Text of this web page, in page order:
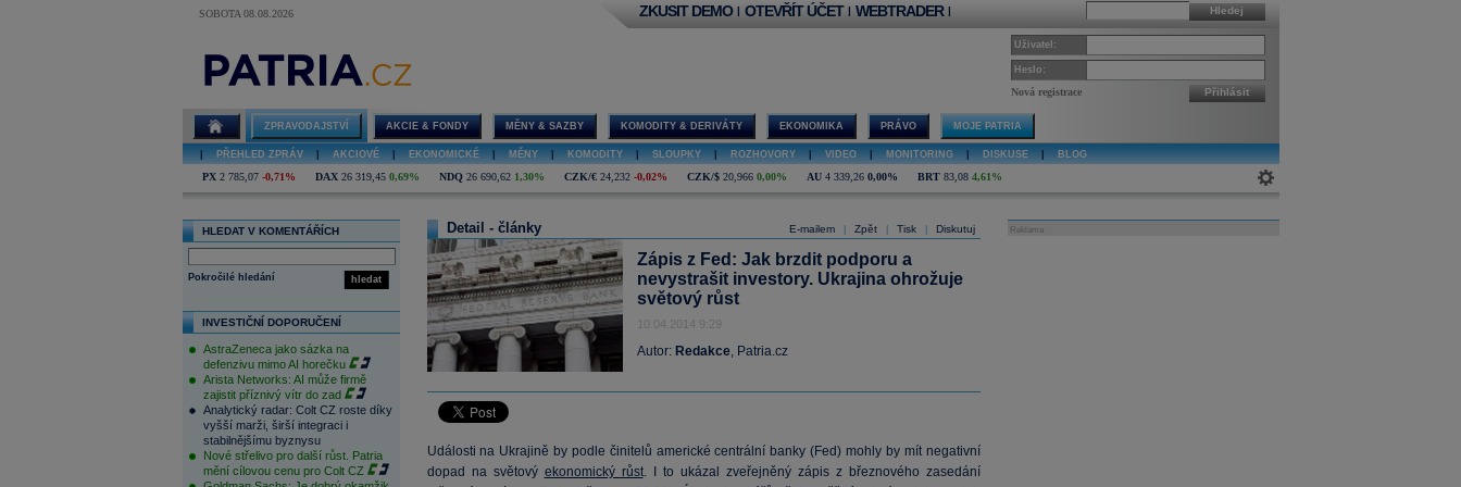
SOBOTA 08.08.2026 Hledej
ZKUSIT DEMO | OTEVŘÍT ÚČET | WEBTRADER |
Uživatel:
Heslo:
Nová registrace Přihlásit
ZPRAVODAJSTVÍ AKCIE & FONDY MĚNY & SAZBY KOMODITY & DERIVÁTY EKONOMIKA PRÁVO MOJE PATRIA
PŘEHLED ZPRÁV AKCIOVÉ EKONOMICKÉ MĚNY KOMODITY SLOUPKY ROZHOVORY VIDEO MONITORING DISKUSE BLOG
PX 2 785,07 -0,71% DAX 26 319,45 0,69% NDQ 26 690,62 1,30% CZK/€ 24,232 -0,02% CZK/$ 20,966 0,00% AU 4 339,26 0,00% BRT 83,08 4,61%
HLEDAT V KOMENTÁŘÍCH
hledat
Pokročilé hledání
INVESTIČNÍ DOPORUČENÍ
AstraZeneca jako sázka na
defenzivu mimo AI horečku
Arista Networks: AI může firmě
zajistit příznivý vítr do zad
Analytický radar: Colt CZ roste díky
vyšší marži, širší integraci i
stabilnějšímu byznysu
Nové střelivo pro další růst. Patria
mění cílovou cenu pro Colt CZ
E-mailem Zpět Tisk Diskutuj
Detail - články
Zápis z Fed: Jak brzdit podporu a
nevystrašit investory. Ukrajina ohrožuje
světový růst
10.04.2014 9:29
Autor: Redakce, Patria.cz
Události na Ukrajině by podle činitelů americké centrální banky (Fed) mohly by mít negativní
dopad na světový ekonomický růst. I to ukázal zveřejněný zápis z březnového zasedání
Reklama